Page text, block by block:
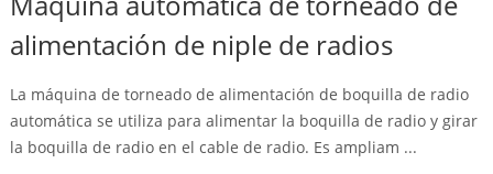
alimentación de niple de radios
La máquina de torneado de alimentación de boquilla de radio
automática se utiliza para alimentar la boquilla de radio y girar
la boquilla de radio en el cable de radio. Es ampliam ...